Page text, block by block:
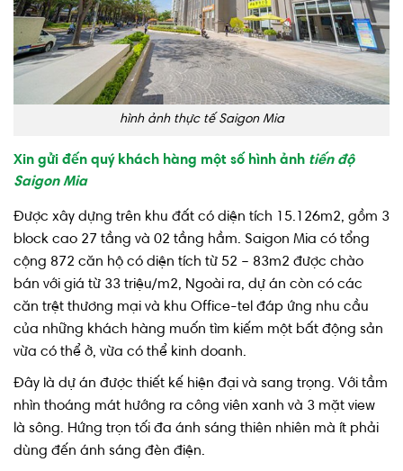
hình ảnh thực tế Saigon Mia
Xin gửi đến quý khách hàng một số hình ảnh tiến độ
Saigon Mia
Được xây dựng trên khu đất có diện tích 15.126m2, gồm 3
block cao 27 tầng và 02 tầng hầm. Saigon Mia có tổng
cộng 872 căn hộ có diện tích từ 52 – 83m2 được chào
bán với giá từ 33 triệu/m2, Ngoài ra, dự án còn có các
căn trệt thương mại và khu Office-tel đáp ứng nhu cầu
của những khách hàng muốn tìm kiếm một bất động sản
vừa có thể ở, vừa có thể kinh doanh.
Đây là dự án được thiết kế hiện đại và sang trọng. Với tầm
nhìn thoáng mát hướng ra công viên xanh và 3 mặt view
là sông. Hứng trọn tối đa ánh sáng thiên nhiên mà ít phải
dùng đến ánh sáng đèn điện.